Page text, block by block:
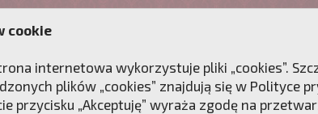
DUSZY
cookie
internetowa wykorzystuje pliki „cookies”.
plików „cookies” znajdują się w Polityce
przycisku „Akceptuję” wyraża zgodę na